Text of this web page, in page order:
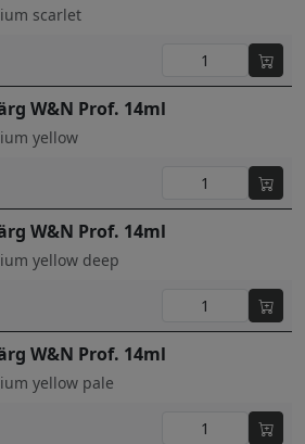
scarlet
W&N Prof. 14ml
yellow
W&N Prof. 14ml
yellow deep
W&N Prof. 14ml
yellow pale